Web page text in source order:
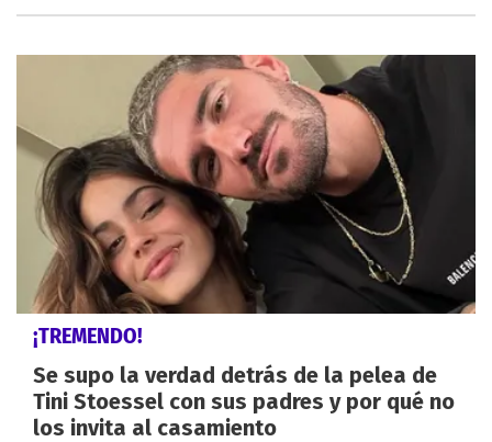
¡TREMENDO!
Se supo la verdad detrás de la pelea de
Tini Stoessel con sus padres y por qué no
los invita al casamiento